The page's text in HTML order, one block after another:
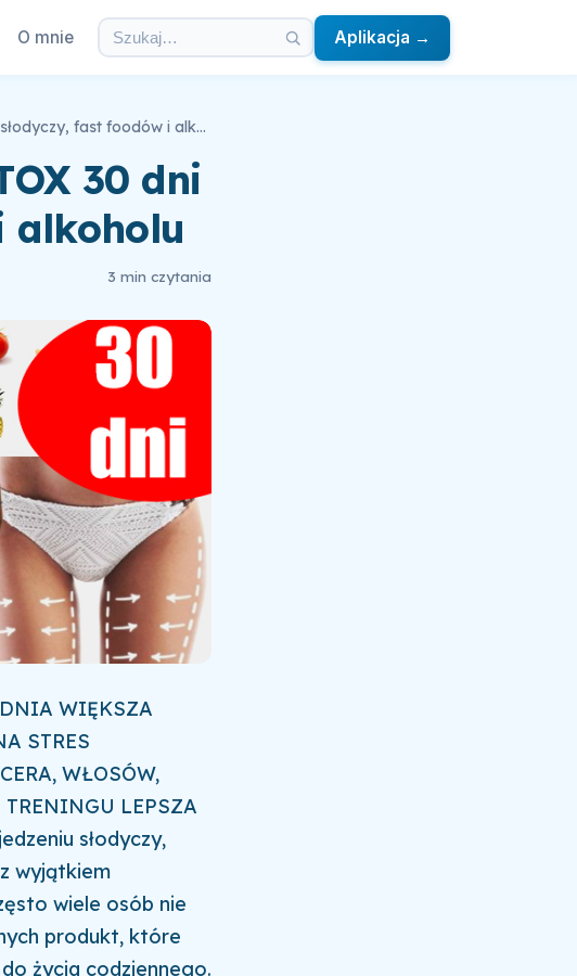
O mnie Aplikacja →
Wyzwanie - Śmieciowy DETOX 30 dni bez słodyczy, fast foodów i alkoholu
30 dni
alkoholu
3 min czytania
WIĘKSZA
STRES
WŁOSÓW,
TRENINGU LEPSZA
słodyczy,
wyjątkiem
wiele osób nie
produkt, które
życia codziennego.